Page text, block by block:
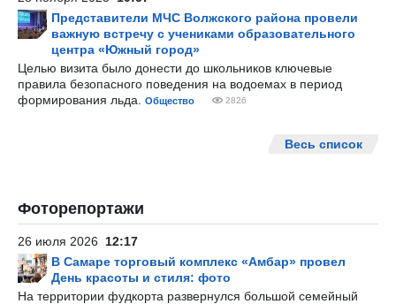
Представители МЧС Волжского района провели
важную встречу с учениками образовательного
центра «Южный город»
Целью визита было донести до школьников ключевые
правила безопасного поведения на водоемах в период
формирования льда.
Общество 2826
Весь список
Фоторепортажи
26 июля 2026 12:17
В Самаре торговый комплекс «Амбар» провел
День красоты и стиля: фото
На территории фудкорта развернулся большой семейный